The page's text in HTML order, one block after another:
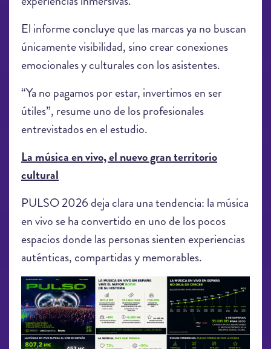
El informe concluye que las marcas ya no buscan
únicamente visibilidad, sino crear conexiones
emocionales y culturales con los asistentes.
“Ya no pagamos por estar, invertimos en ser
útiles”, resume uno de los profesionales
entrevistados en el estudio.
La música en vivo, el nuevo gran territorio
cultural
PULSO 2026 deja clara una tendencia: la música
en vivo se ha convertido en uno de los pocos
espacios donde las personas sienten experiencias
auténticas, compartidas y memorables.